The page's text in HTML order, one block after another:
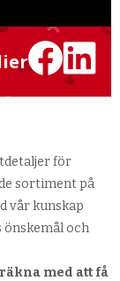
för
sortiment på
vår kunskap
önskemål och
med att få